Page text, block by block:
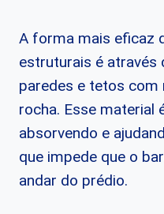
A forma mais eficaz
estruturais é através
paredes e tetos com
rocha. Esse material
absorvendo e
que impede que o
andar do prédio.